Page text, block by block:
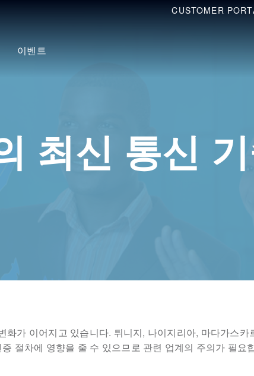
CUSTOMER
이벤트
최신 통신
가 이어지고 있습니다. 튀니지, 나이지리아, 마다가스카
절차에 영향을 줄 수 있으므로 관련 업계의 주의가 필요